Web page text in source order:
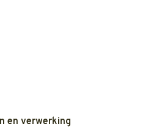
en verwerking